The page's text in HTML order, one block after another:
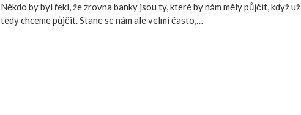
Někdo by byl řekl, že zrovna banky jsou ty, které by nám měly půjčit, když už
tedy chceme půjčit. Stane se nám ale velmi často,…